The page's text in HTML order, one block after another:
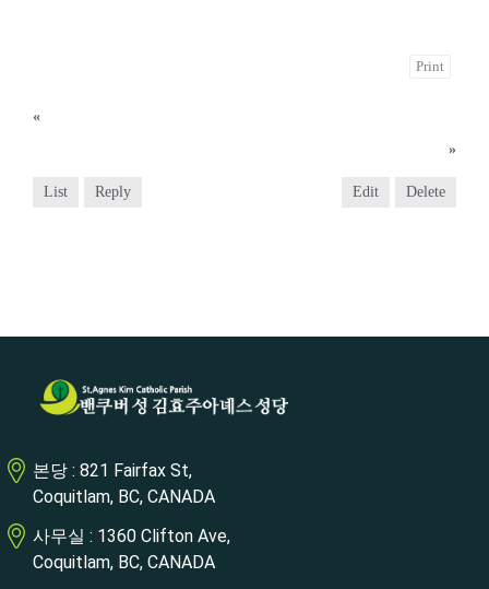
Print
«
»
List Reply Edit Delete
본당 : 821 Fairfax St,
Coquitlam, BC, CANADA
사무실 : 1360 Clifton Ave,
Coquitlam, BC, CANADA